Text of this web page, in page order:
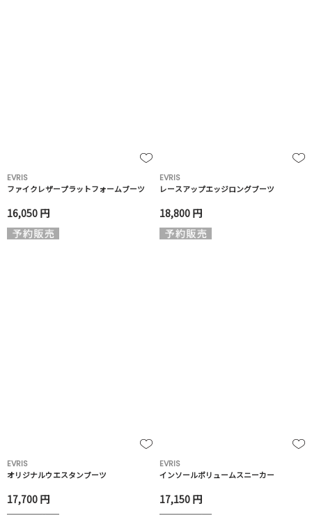
EVRIS
ファイクレザープラットフォームブーツ
16,050 円
EVRIS
レースアップエッジロングブーツ
18,800 円
EVRIS
オリジナルウエスタンブーツ
17,700 円
EVRIS
インソールボリュームスニーカー
17,150 円